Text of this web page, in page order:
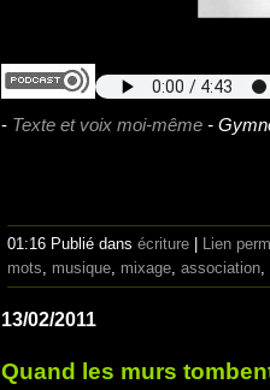
- Texte et voix moi-même -
01:16 Publié dans écriture
Lien
mots
musique mixage association
13/02/2011
Quand les murs